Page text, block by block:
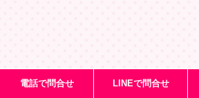
電話で問合せ LINEで問合せ